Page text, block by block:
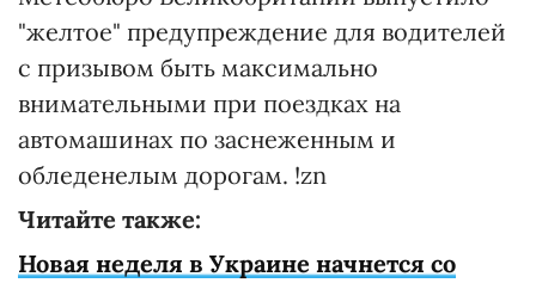
"желтое" предупреждение для водителей
с призывом быть максимально
внимательными при поездках на
автомашинах по заснеженным и
обледенелым дорогам. !zn
Читайте также:
Новая неделя в Украине начнется со